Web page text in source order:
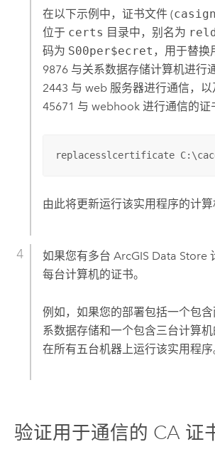
在以下示例中，证书文件 (
位于 certs 目录中，别名为
码为 S00per$ecret ，用于替换
9876 与关系数据存储计算机进行
2443 与 web 服务器进行通信，以
45671 与 webhook 进行通信的证
replacesslcertificate
由此将更新运行该实用程序的计算
如果您有多台 ArcGIS Data Store
每台计算机的证书。
例如，如果您的部署包括一个包
系数据存储和一个包含三台计算
在所有五台机器上运行该实用程序
验证用于通信的 CA 证